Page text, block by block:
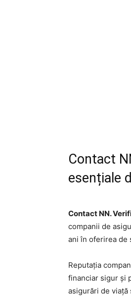
Contact
esențiale
Contact NN.
companii de
ani în oferirea de
Reputația
financiar sigur și
asigurări de